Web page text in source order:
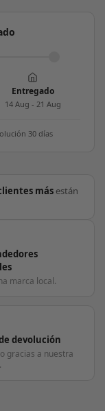
Entregado
14 Aug - 21 Aug
30 días
más están
marca local.
devolución
gracias a nuestra